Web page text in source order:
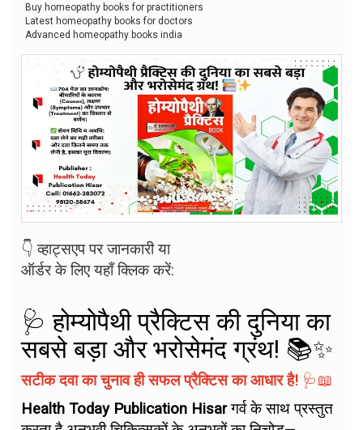
Buy homeopathy books for practitioners
Latest homeopathy books for doctors
Advanced homeopathy books india
👇 व्हाट्सएप पर जानकारी या
ऑर्डर के लिए यहाँ क्लिक करें:
🩺 होम्योपैथी प्रैक्टिस की दुनिया का
सबसे बड़ा और भरोसेमंद ग्रंथ! 📚✨
सटीक दवा का चुनाव ही सफल प्रैक्टिस का आधार है! 🩺📖
Health Today Publication Hisarगर्व के साथ प्रस्तुत